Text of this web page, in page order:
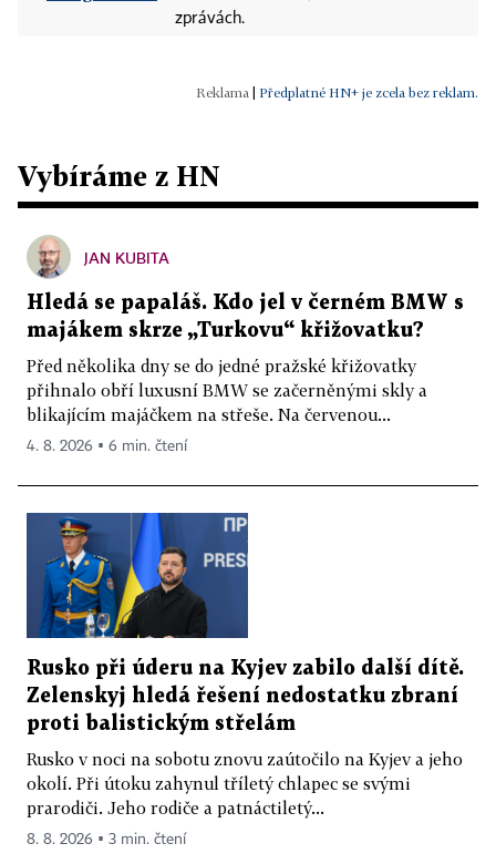
zprávách.
Předplatné HN+ je zcela bez reklam.
Vybíráme z HN
JAN KUBITA
Hledá se papaláš. Kdo jel v černém BMW s
majákem skrze „Turkovu“ křižovatku?
Před několika dny se do jedné pražské křižovatky
přihnalo obří luxusní BMW se začerněnými skly a
blikajícím majáčkem na střeše. Na červenou...
4. 8. 2026 ▪ 6 min. čtení
Rusko při úderu na Kyjev zabilo další dítě.
Zelenskyj hledá řešení nedostatku zbraní
proti balistickým střelám
Rusko v noci na sobotu znovu zaútočilo na Kyjev a jeho
okolí. Při útoku zahynul tříletý chlapec se svými
prarodiči. Jeho rodiče a patnáctiletý...
8. 8. 2026 ▪ 3 min. čtení